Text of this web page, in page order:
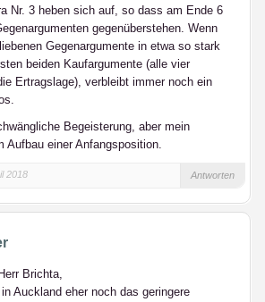
Nr. 3 heben sich auf, so dass am Ende 6
gegenüberstehen. Wenn
Gegenargumente in etwa so stark
beiden Kaufargumente (alle vier
Ertragslage), verbleibt immer noch ein
Begeisterung, aber mein
Aufbau einer Anfangsposition.
2018 Antworten
Brichta,
Auckland eher noch das geringere